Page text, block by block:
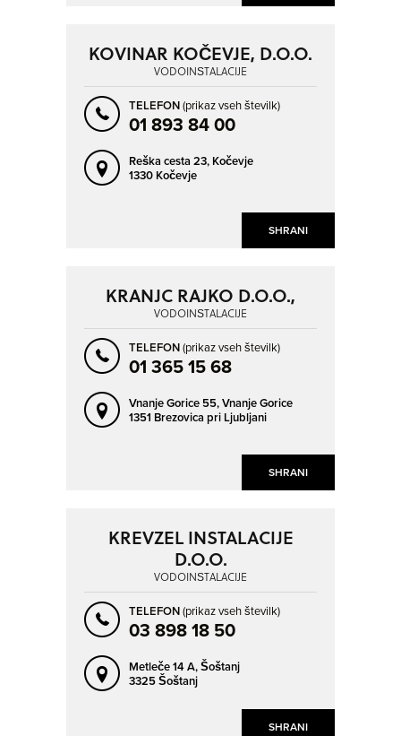
SHRANI
KOVINAR KOČEVJE, D.O.O.
VODOINŠTALACIJE
TELEFON(prikaz vseh številk)
01 893 84 00
Reška cesta 23, Kočevje
1330 Kočevje
SHRANI
KRANJC RAJKO D.O.O.,
VODOINŠTALACIJE
TELEFON(prikaz vseh številk)
01 365 15 68
Vnanje Gorice 55,Vnanje Gorice
1351 Brezovica pri Ljubljani
SHRANI
KREVZEL INSTALACIJE
D.O.O.
VODOINŠTALACIJE
TELEFON(prikaz vseh številk)
03 898 18 50
Metleče 14 A,Šoštanj
3325 Šoštanj